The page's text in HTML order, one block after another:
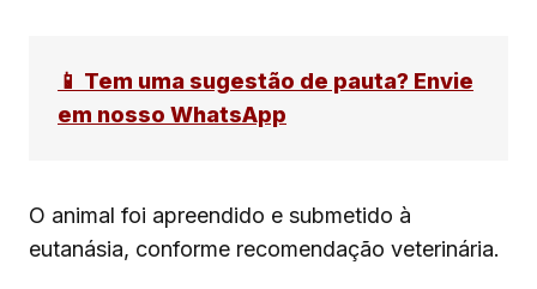
📱 Tem uma sugestão de pauta? Envie
em nosso WhatsApp
O animal foi apreendido e submetido à
eutanásia, conforme recomendação veterinária.